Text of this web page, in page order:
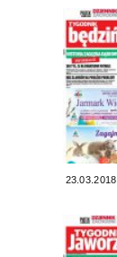
23.03.2018